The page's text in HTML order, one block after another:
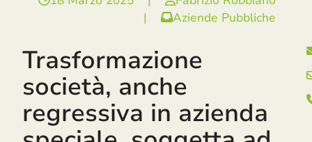
|
Aziende Pubbliche
Trasformazione
società, anche
regressiva in azienda